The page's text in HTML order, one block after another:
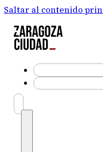
Saltar al contenido